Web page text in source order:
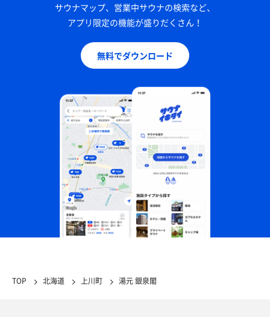
サウナマップ、営業中サウナの検索など、
アプリ限定の機能が盛りだくさん！
無料でダウンロード
TOP 北海道 上川町 湯元 銀泉閣